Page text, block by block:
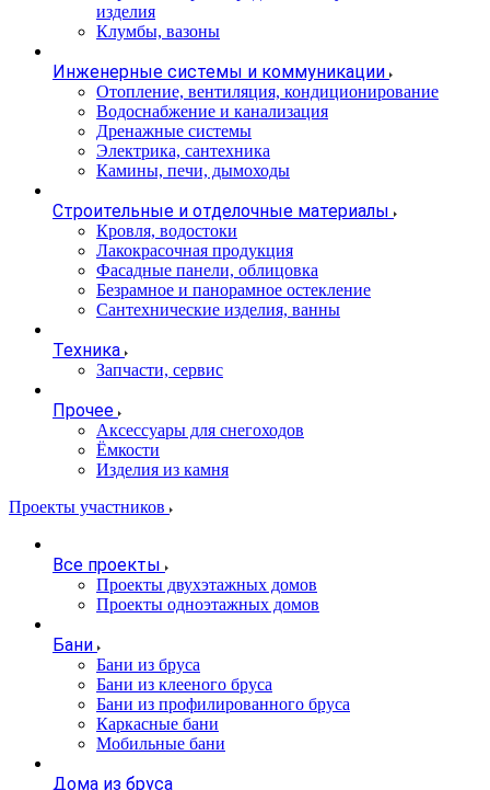
изделия
Клумбы, вазоны
Инженерные системы и коммуникации
Отопление, вентиляция, кондиционирование
Водоснабжение и канализация
Дренажные системы
Электрика, сантехника
Камины, печи, дымоходы
Строительные и отделочные материалы
Кровля, водостоки
Лакокрасочная продукция
Фасадные панели, облицовка
Безрамное и панорамное остекление
Сантехнические изделия, ванны
Техника
Запчасти, сервис
Прочее
Аксессуары для снегоходов
Ёмкости
Изделия из камня
Проекты участников
Все проекты
Проекты двухэтажных домов
Проекты одноэтажных домов
Бани
Бани из бруса
Бани из клееного бруса
Бани из профилированного бруса
Каркасные бани
Мобильные бани
Дома из бруса